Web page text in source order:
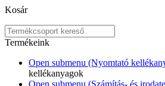
Kosár
Termékeink
Open submenu (Nyomtató
kellékanyagok
Open submenu (Számítás- és